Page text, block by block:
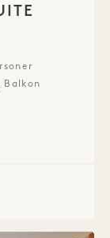
Balkon
King med balkon